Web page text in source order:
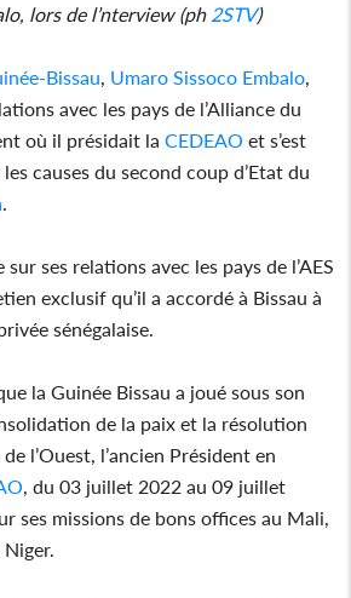
lors de l’nterview (ph2STV)
Bissau Umaro Sissoco Embalo
avec les pays de l’Alliance du
où il présidait la CEDEAO et s’est
causes du second coup d’Etat du
ses relations avec les pays de l’AES
exclusif qu’il a accordé à Bissau à
sénégalaise.
la Guinée Bissau a joué sous son
de la paix et la résolution
l’Ouest, l’ancien Président en
, du 03 juillet 2022 au 09 juillet
ses missions de bons offices au Mali,